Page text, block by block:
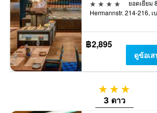
4 ดาว
ยอดเยี่ยม
฿2,895
ดูข้อเ
3 ดาว
3 ดาว